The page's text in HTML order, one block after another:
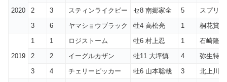
2020
2
3 スティンライクビー セ8 南郷家全 5
スプリ
3
6 ヤマショウブラック 牡4 高松亮 1 桐花賞1
2019
1 1 ロジストーム 牡6 村上忍 1
石崎隆
2
2 イーグルカザン 牡11 大坪慎 4
弥生特
3
4 チェリーピッカー 牡6 山本聡哉 3 北上川